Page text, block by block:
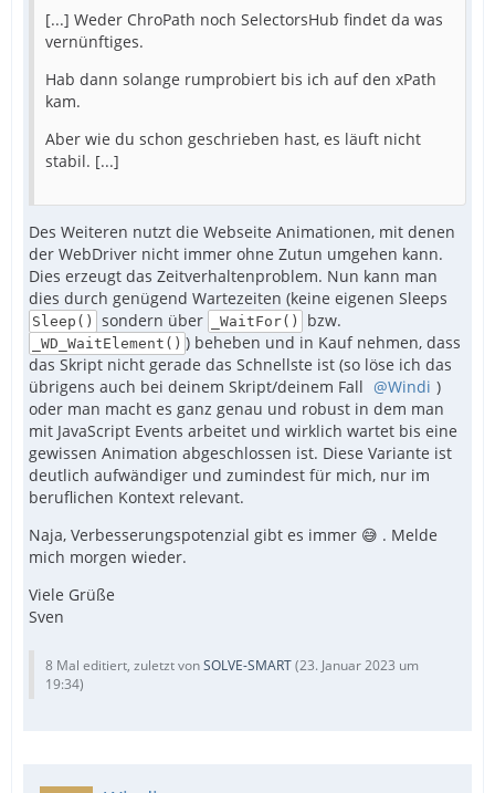
[...] Weder ChroPath noch SelectorsHub findet da was
vernünftiges.
Hab dann solange rumprobiert bis ich auf den xPath
kam.
Aber wie du schon geschrieben hast, es läuft nicht
stabil. [...]
Des Weiteren nutzt die Webseite Animationen, mit denen
der WebDriver nicht immer ohne Zutun umgehen kann.
Dies erzeugt das Zeitverhaltenproblem. Nun kann man
dies durch genügend Wartezeiten (keine eigenen Sleeps
Sleep() sondern über _WaitFor() bzw.
_WD_WaitElement() ) beheben und in Kauf nehmen, dass
das Skript nicht gerade das Schnellste ist (so löse ich das
übrigens auch bei deinem Skript/deinem Fall
Windi )
oder man macht es ganz genau und robust in dem man
mit JavaScript Events arbeitet und wirklich wartet bis eine
gewissen Animation abgeschlossen ist. Diese Variante ist
deutlich aufwändiger und zumindest für mich, nur im
beruflichen Kontext relevant.
Naja, Verbesserungspotenzial gibt es immer 😅 . Melde
mich morgen wieder.
Viele Grüße
Sven
8 Mal editiert, zuletzt vonSOLVE-SMART(23. Januar 2023 um
19:34)